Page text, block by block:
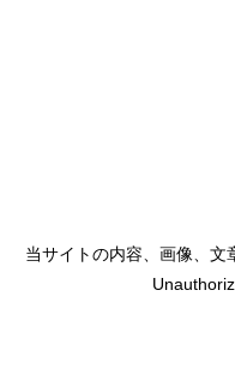
当サイトの内容、画像、